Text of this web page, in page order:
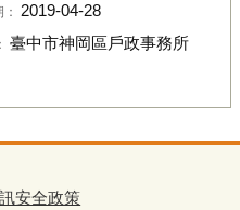
2019-04-28
臺中市神岡區戶政事務所
安全政策